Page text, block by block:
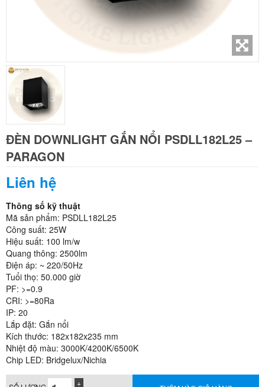
ĐÈN DOWNLIGHT GẮN NỔI PSDLL182L25 –
PARAGON
Liên hệ
Thông số kỹ thuật
Mã sản phẩm: PSDLL182L25
Công suất: 25W
Hiệu suất: 100 lm/w
Quang thông: 2500lm
Điện áp: ~ 220/50Hz
Tuổi thọ: 50.000 giờ
PF: >=0.9
CRI: >=80Ra
IP: 20
Lắp đặt: Gắn nổi
Kích thước: 182x182x235 mm
Nhiệt độ màu: 3000K/4200K/6500K
Chip LED: Bridgelux/Nichia